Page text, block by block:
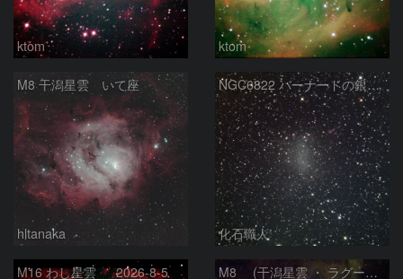
ktom ktom
M8 干潟星雲 いて座
hltanaka
NGC6822 バーナードの銀河 いて座
化石職人
M16 わし星雲 2026-8-5 M8 (干潟星雲 ・ ラグーン（Lagoon）星雲)